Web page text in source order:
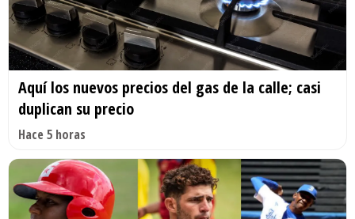
Aquí los nuevos precios del gas de la calle; casi
duplican su precio
Hace 5 horas